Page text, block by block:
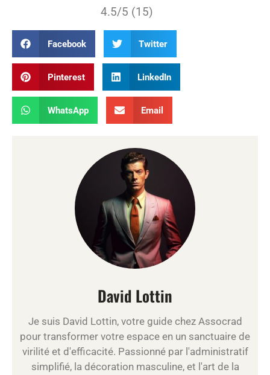
4.5/5 (15)
Facebook Twitter
Pinterest LinkedIn
WhatsApp Email
David Lottin
Je suis David Lottin, votre guide chez Assocrad
pour transformer votre espace en un sanctuaire de
virilité et d'efficacité. Passionné par l'administratif
simplifié, la décoration masculine, et l'art de la